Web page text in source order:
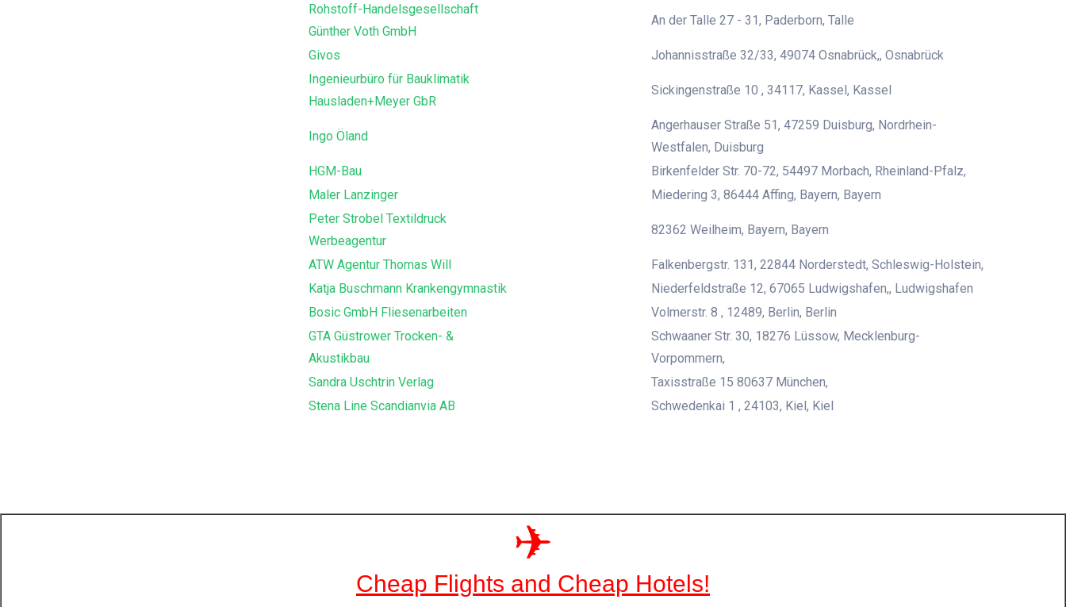
Rohstoff-Handelsgesellschaft
Günther Voth GmbH
An der Talle 27 - 31, Paderborn, Talle
Givos
Johannisstraße 32/33, 49074 Osnabrück,, Osnabrück
Ingenieurbüro für Bauklimatik
Hausladen+Meyer GbR
Sickingenstraße 10 , 34117, Kassel, Kassel
Ingo Öland
Angerhauser Straße 51, 47259 Duisburg, Nordrhein-
Westfalen, Duisburg
HGM-Bau
Birkenfelder Str. 70-72, 54497 Morbach, Rheinland-Pfalz,
Maler Lanzinger
Miedering 3, 86444 Affing, Bayern, Bayern
Peter Strobel Textildruck
Werbeagentur
82362 Weilheim, Bayern, Bayern
ATW Agentur Thomas Will
Falkenbergstr. 131, 22844 Norderstedt, Schleswig-Holstein,
Katja Buschmann Krankengymnastik
Niederfeldstraße 12, 67065 Ludwigshafen,, Ludwigshafen
Bosic GmbH Fliesenarbeiten
Volmerstr. 8 , 12489, Berlin, Berlin
GTA Güstrower Trocken- &
Akustikbau
Schwaaner Str. 30, 18276 Lüssow, Mecklenburg-
Vorpommern,
Sandra Uschtrin Verlag
Taxisstraße 15 80637 München,
Stena Line Scandianvia AB
Schwedenkai 1 , 24103, Kiel, Kiel